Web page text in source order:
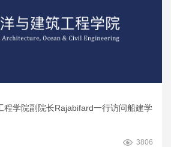
程学院副院长Rajabifard一行访问船建学
3806